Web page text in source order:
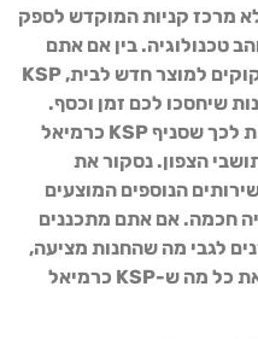
מרכז קניות המוקדש לספק
טכנולוגיה. בין אם אתם
חובבי גאדג'טס או פשוט זקוקים למוצר חדש לבית, KSP
שיחסכו לכם זמן וכסף.
במאמר זה נבחן את הסיבות לכך שסניף KSP כרמיאל
הצפון. נסקור את
הנוספים המוצעים
חכמה. אם אתם מתכננים
לגבי מה שהחנות מציעה,
הישארו איתנו כדי לגלות את כל מה ש-KSP כרמיאל